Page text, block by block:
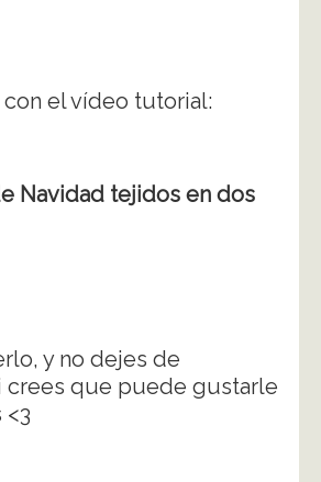
el vídeo tutorial:
Navidad tejidos en dos
y no dejes de
crees que puede gustarle